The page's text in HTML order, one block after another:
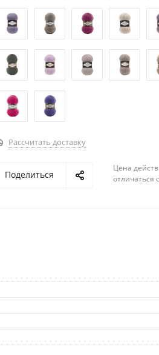
Рассчитать доставку
Поделиться
Цена
отличаться